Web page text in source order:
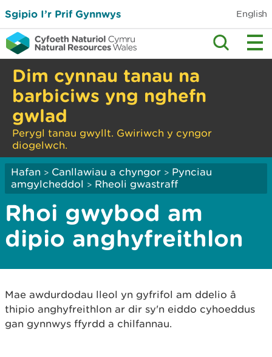
Sgipio I’r Prif Gynnwys English
Dim cynnau tanau na
barbiciws yng nghefn
gwlad
Perygl tanau gwyllt. Gwiriwch y cyngor
diogelwch.
Hafan > Canllawiau a chyngor > Pynciau
amgylcheddol > Rheoli gwastraff
Rhoi gwybod am
dipio anghyfreithlon
Mae awdurdodau lleol yn gyfrifol am ddelio â
thipio anghyfreithlon ar dir sy'n eiddo cyhoeddus
gan gynnwys ffyrdd a chilfannau.